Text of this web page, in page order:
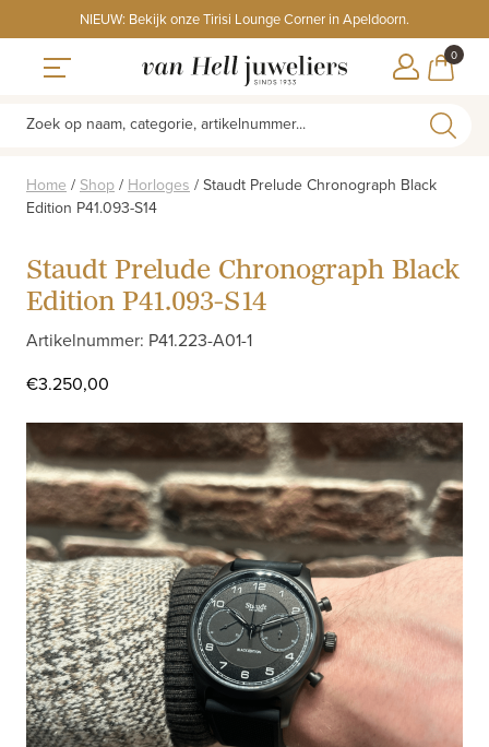
to
content
NIEUW: Bekijk onze Tirisi Lounge Corner in Apeldoorn.
0
Zoek op naam, categorie, artikelnummer...
Home / Shop / Horloges / Staudt Prelude Chronograph Black
Edition P41.093-S14
Staudt Prelude Chronograph Black
Edition P41.093-S14
Artikelnummer: P41.223-A01-1
€3.250,00